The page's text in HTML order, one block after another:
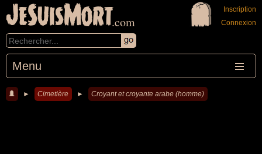
JeSuisMort.com
Menu
Inscription
Connexion
► Cimetière ► Croyant et croyante arabe (homme)